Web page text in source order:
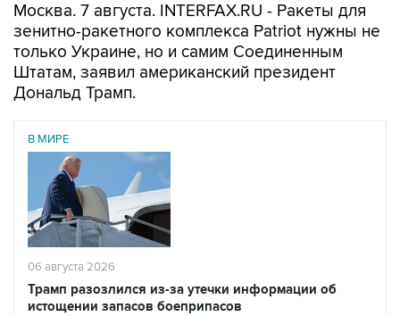
Москва. 7 августа. INTERFAX.RU - Ракеты для
зенитно-ракетного комплекса Patriot нужны не
только Украине, но и самим Соединенным
Штатам, заявил американский президент
Дональд Трамп.
В МИРЕ
06 августа 2026
Трамп разозлился из-за утечки информации об
истощении запасов боеприпасов